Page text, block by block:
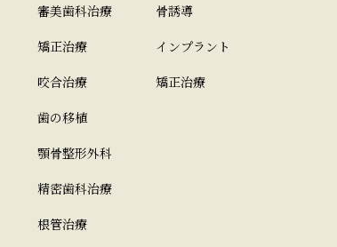
審美歯科治療
矯正治療
咬合治療
歯の移植
顎骨整形外科
精密歯科治療
根管治療
骨誘導
インプラント
矯正治療